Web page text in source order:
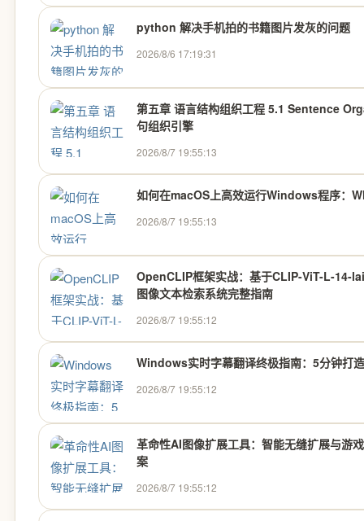
python 解决手机拍的书籍图片发灰的问题
2026/8/6 17:19:31
第五章 语言结构组织工程 5.1 Sentence
句组织引擎
2026/8/7 19:55:13
如何在macOS上高效运行Windows程序：
2026/8/7 19:55:13
OpenCLIP框架实战：基于CLIP-ViT-L-14-
图像文本检索系统完整指南
2026/8/7 19:55:12
Windows实时字幕翻译终极指南：5分钟打
2026/8/7 19:55:12
革命性AI图像扩展工具：智能无缝扩展与游
案
2026/8/7 19:55:12